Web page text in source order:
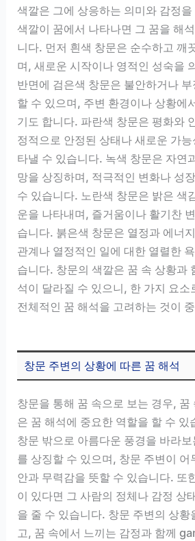
색깔은 그에 상응하는 의미와 감정
색깔이 꿈에서 나타나면 그 꿈을 해
니다. 먼저 흰색 창문은 순수하고 깨
며, 새로운 시작이나 영적인 성숙을
반면에 검은색 창문은 불안하거나
할 수 있으며, 주변 환경이나 상황에
기도 합니다. 파란색 창문은 평화와
정적으로 안정된 상태나 새로운 가
타낼 수 있습니다. 녹색 창문은 자연
망을 상징하며, 적극적인 변화나 성
수 있습니다. 노란색 창문은 밝은 색
운을 나타내며, 즐거움이나 활기찬
습니다. 붉은색 창문은 열정과 에너
관계나 열정적인 일에 대한 열렬한
습니다. 창문의 색깔은 꿈 속 상황과
석이 달라질 수 있으니, 한 가지 요소
전체적인 꿈 해석을 고려하는 것이
창문 주변의 상황에 따른 꿈 해석
창문을 통해 꿈 속으로 보는 경우, 꿈
은 꿈 해석에 중요한 역할을 할 수 있
창문 밖으로 아름다운 풍경을 바라
를 상징할 수 있으며, 창문 주변이 어
안과 무력감을 뜻할 수 있습니다. 또
이 있다면 그 사람의 정체나 감정 상
을 줄 수 있습니다. 창문 주변의 상황
고, 꿈 속에서 느끼는 감정과 함께